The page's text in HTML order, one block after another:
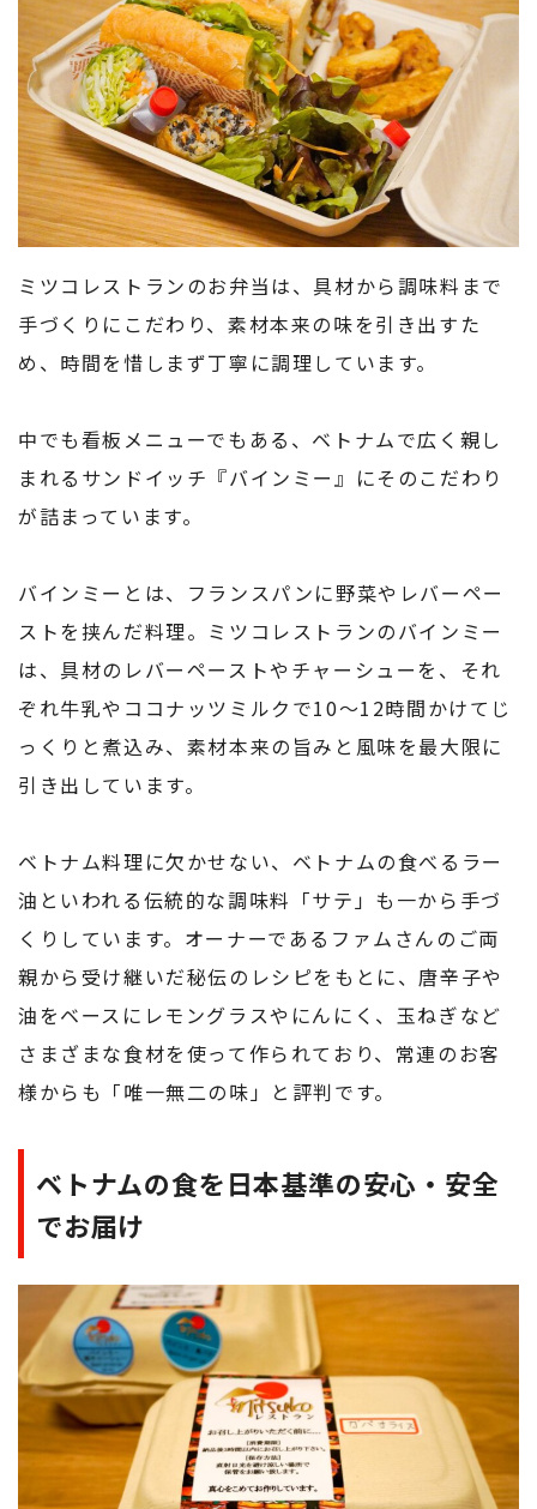
ミツコレストランのお弁当は、具材から調味料まで
手づくりにこだわり、素材本来の味を引き出すた
め、時間を惜しまず丁寧に調理しています。
中でも看板メニューでもある、ベトナムで広く親し
まれるサンドイッチ『バインミー』にそのこだわり
が詰まっています。
バインミーとは、フランスパンに野菜やレバーペー
ストを挟んだ料理。ミツコレストランのバインミー
は、具材のレバーペーストやチャーシューを、それ
ぞれ牛乳やココナッツミルクで10〜12時間かけてじ
っくりと煮込み、素材本来の旨みと風味を最大限に
引き出しています。
ベトナム料理に欠かせない、ベトナムの食べるラー
油といわれる伝統的な調味料「サテ」も一から手づ
くりしています。オーナーであるファムさんのご両
親から受け継いだ秘伝のレシピをもとに、唐辛子や
油をベースにレモングラスやにんにく、玉ねぎなど
さまざまな食材を使って作られており、常連のお客
様からも「唯一無二の味」と評判です。
ベトナムの食を日本基準の安心・安全
でお届け